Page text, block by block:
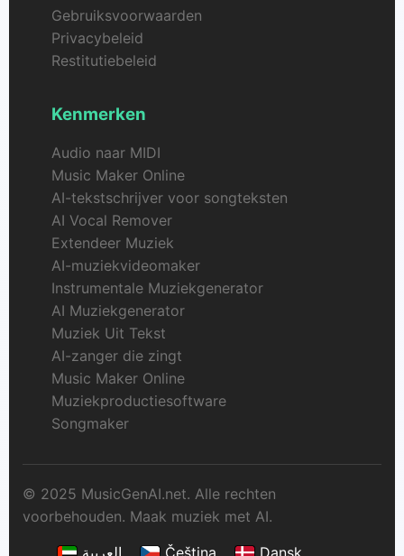
Gebruiksvoorwaarden
Privacybeleid
Restitutiebeleid
Kenmerken
Audio naar MIDI
Music Maker Online
AI-tekstschrijver voor songteksten
AI Vocal Remover
Extendeer Muziek
AI-muziekvideomaker
Instrumentale Muziekgenerator
AI Muziekgenerator
Muziek Uit Tekst
AI-zanger die zingt
Music Maker Online
Muziekproductiesoftware
Songmaker
© 2025 MusicGenAI.net. Alle rechten
voorbehouden. Maak muziek met AI.
العربية
Čeština Dansk